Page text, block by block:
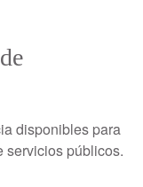
disponibles para
servicios públicos.